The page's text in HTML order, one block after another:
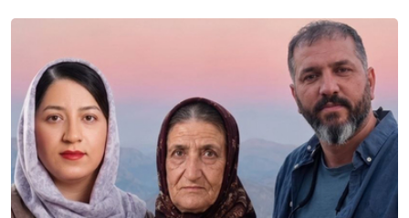
ڕێگەیان پێنەدرا کفنەکەشی بکەنەوە